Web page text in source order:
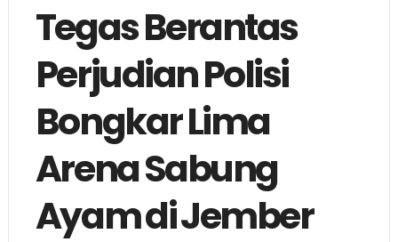
Tegas Berantas
Perjudian Polisi
Bongkar Lima
Arena Sabung
Ayam di Jember